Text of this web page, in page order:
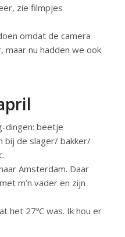
zie filmpjes
omdat de camera
nu hadden we ook
dingen: beetje
bij de slager/ bakker/
Amsterdam. Daar
m’n vader en zijn
het 27ºC was. Ik hou er